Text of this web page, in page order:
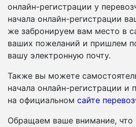
онлайн-регистрации у
начала онлайн-регистрации
же забронируем вам место в
ваших пожеланий и пришлем
вашу электронную почту.
Также вы можете
начала онлайн-регистрации и
на официальном сайте
Обращаем ваше внимание, что